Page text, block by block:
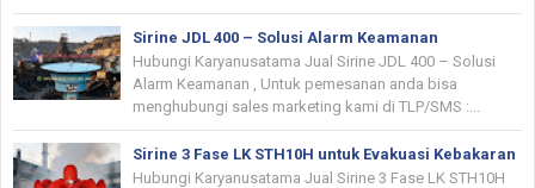
Sirine JDL 400 – Solusi Alarm Keamanan
Hubungi Karyanusatama Jual Sirine JDL 400 – Solusi
Alarm Keamanan , Untuk pemesanan anda bisa
menghubungi sales marketing kami di TLP/SMS :...
Sirine 3 Fase LK STH10H untuk Evakuasi Kebakaran
Hubungi Karyanusatama Jual Sirine 3 Fase LK STH10H